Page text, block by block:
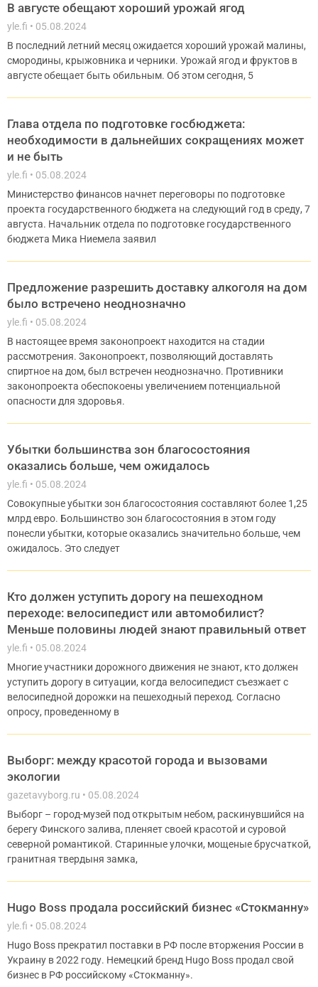
В августе обещают хороший урожай ягод
yle.fi
05.08.2024
В последний летний месяц ожидается хороший урожай малины,
смородины, крыжовника и черники. Урожай ягод и фруктов в
августе обещает быть обильным. Об этом сегодня, 5
Глава отдела по подготовке госбюджета:
необходимости в дальнейших сокращениях может
и не быть
yle.fi
05.08.2024
Министерство финансов начнет переговоры по подготовке
проекта государственного бюджета на следующий год в среду, 7
августа. Начальник отдела по подготовке государственного
бюджета Мика Ниемела заявил
Предложение разрешить доставку алкоголя на дом
было встречено неоднозначно
yle.fi
05.08.2024
В настоящее время законопроект находится на стадии
рассмотрения. Законопроект, позволяющий доставлять
спиртное на дом, был встречен неоднозначно. Противники
законопроекта обеспокоены увеличением потенциальной
опасности для здоровья.
Убытки большинства зон благосостояния
оказались больше, чем ожидалось
yle.fi
05.08.2024
Совокупные убытки зон благосостояния составляют более 1,25
млрд евро. Большинство зон благосостояния в этом году
понесли убытки, которые оказались значительно больше, чем
ожидалось. Это следует
Кто должен уступить дорогу на пешеходном
переходе: велосипедист или автомобилист?
Меньше половины людей знают правильный ответ
yle.fi
05.08.2024
Многие участники дорожного движения не знают, кто должен
уступить дорогу в ситуации, когда велосипедист съезжает с
велосипедной дорожки на пешеходный переход. Согласно
опросу, проведенному в
Выборг: между красотой города и вызовами
экологии
gazetavyborg.ru
05.08.2024
Выборг – город-музей под открытым небом, раскинувшийся на
берегу Финского залива, пленяет своей красотой и суровой
северной романтикой. Старинные улочки, мощеные брусчаткой,
гранитная твердыня замка,
Hugo Boss продала российский бизнес «Стокманну»
yle.fi
05.08.2024
Hugo Boss прекратил поставки в РФ после вторжения России в
Украину в 2022 году. Немецкий бренд Hugo Boss продал свой
бизнес в РФ российскому «Стокманну».